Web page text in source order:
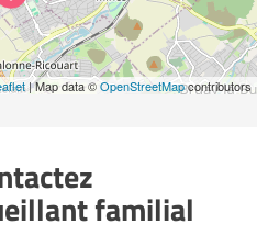
| Map data ©OpenStreetMapcontributors
familial